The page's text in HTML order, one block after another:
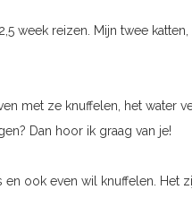
week reizen. Mijn twee
met ze knuffelen, het water
Dan hoor ik graag van je!
ook even wil knuffelen. Het